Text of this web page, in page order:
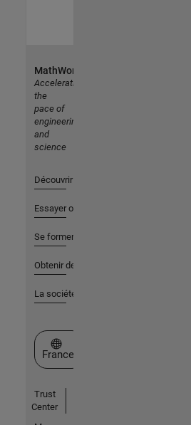
MathWorks
Accelerating
the
pace of
engineering
and
science
Découvrir les produits
Essayer ou acheter
Se former
Obtenir de l'aide
La société
Sélectionner un site web
France
Trust
Center